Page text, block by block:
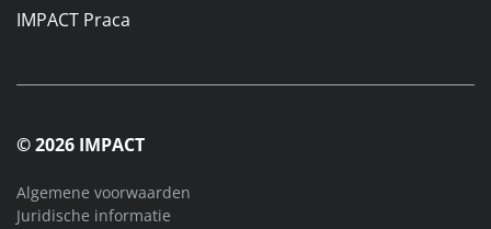
IMPACT Praca
© 2026 IMPACT
Algemene voorwaarden
Juridische informatie